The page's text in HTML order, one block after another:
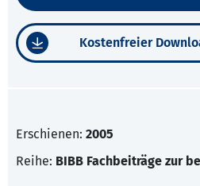
Kostenfreier
Erschienen: 2005
Reihe: BIBB Fachbeiträge zur